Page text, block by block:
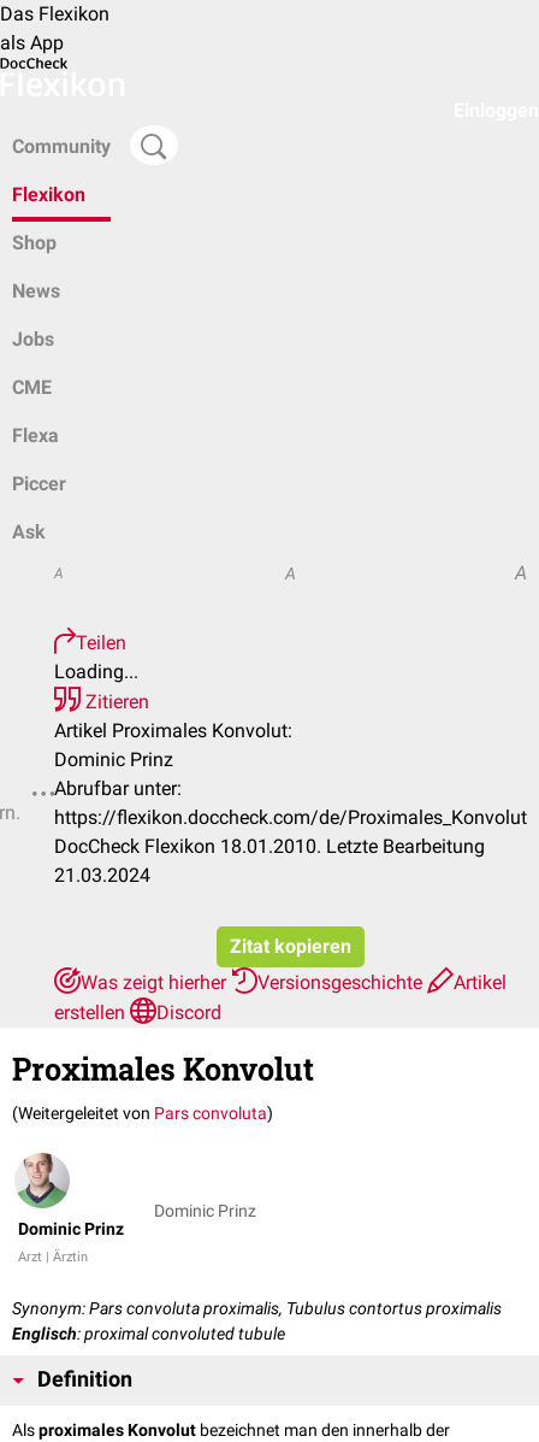
Das Flexikon
als App
Community
Flexikon
Shop
News
Jobs
CME
Flexa
Piccer
Ask
A A A
Teilen
Loading...
Zitieren
Artikel Proximales Konvolut:
Dominic Prinz
Abrufbar unter:
https://flexikon.doccheck.com/de/Proximales_Konvolut
DocCheck Flexikon 18.01.2010. Letzte Bearbeitung
21.03.2024
Zitat kopieren
Was zeigt hierher
Versionsgeschichte
Artikel
erstellen
Discord
Proximales Konvolut
(Weitergeleitet von Pars convoluta)
Dominic Prinz
Arzt | Ärztin
Dominic Prinz
Synonym: Pars convoluta proximalis, Tubulus contortus proximalis
Englisch: proximal convoluted tubule
Definition
Alsproximales Konvolut bezeichnet man den innerhalb der